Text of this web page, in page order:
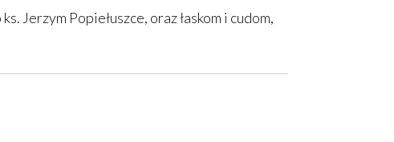
Jerzym Popiełuszce, oraz łaskom i cudom,